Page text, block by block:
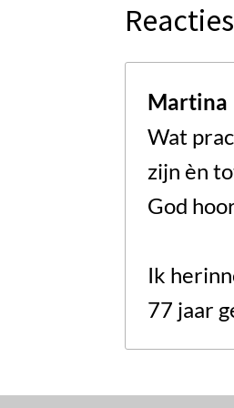
Reacties
Martina
Wat
zijn èn
God
Ik
77 jaar